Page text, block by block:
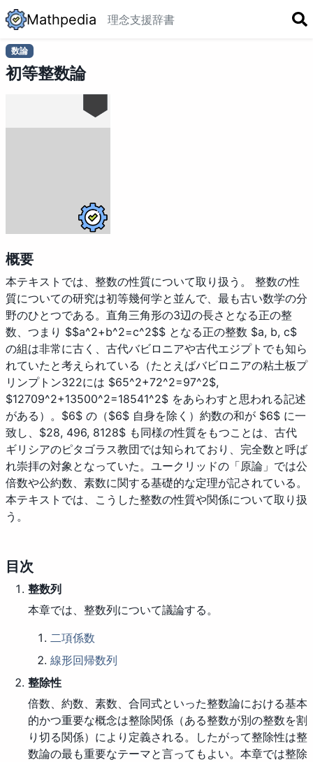
Mathpedia 理念支援辞書
数論
初等整数論
概要
本テキストでは、整数の性質について取り扱う。 整数の性
質についての研究は初等幾何学と並んで、最も古い数学の分
野のひとつである。直角三角形の3辺の長さとなる正の整
数、つまり $$a^2+b^2=c^2$$ となる正の整数 $a, b, c$
の組は非常に古く、古代バビロニアや古代エジプトでも知ら
れていたと考えられている（たとえばバビロニアの粘土板プ
リンプトン322には $65^2+72^2=97^2$,
$12709^2+13500^2=18541^2$ をあらわすと思われる記述
がある）。$6$ の（$6$ 自身を除く）約数の和が $6$ に一
致し、$28, 496, 8128$ も同様の性質をもつことは、古代
ギリシアのピタゴラス教団では知られており、完全数と呼ば
れ崇拝の対象となっていた。ユークリッドの「原論」では公
倍数や公約数、素数に関する基礎的な定理が記されている。
本テキストでは、こうした整数の性質や関係について取り扱
う。
目次
整数列
本章では、整数列について議論する。
二項係数
線形回帰数列
整除性
倍数、約数、素数、合同式といった整数論における基本
的かつ重要な概念は整除関係（ある整数が別の整数を割
り切る関係）により定義される。したがって整除性は整
数論の最も重要なテーマと言ってもよい。本章では整除